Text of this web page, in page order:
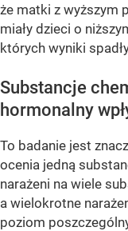
że matki z wyższym
miały dzieci o
których wyniki
Substancje
hormonalny
To badanie jest
ocenia jedną
narażeni na wiele
a wielokrotne
poziom